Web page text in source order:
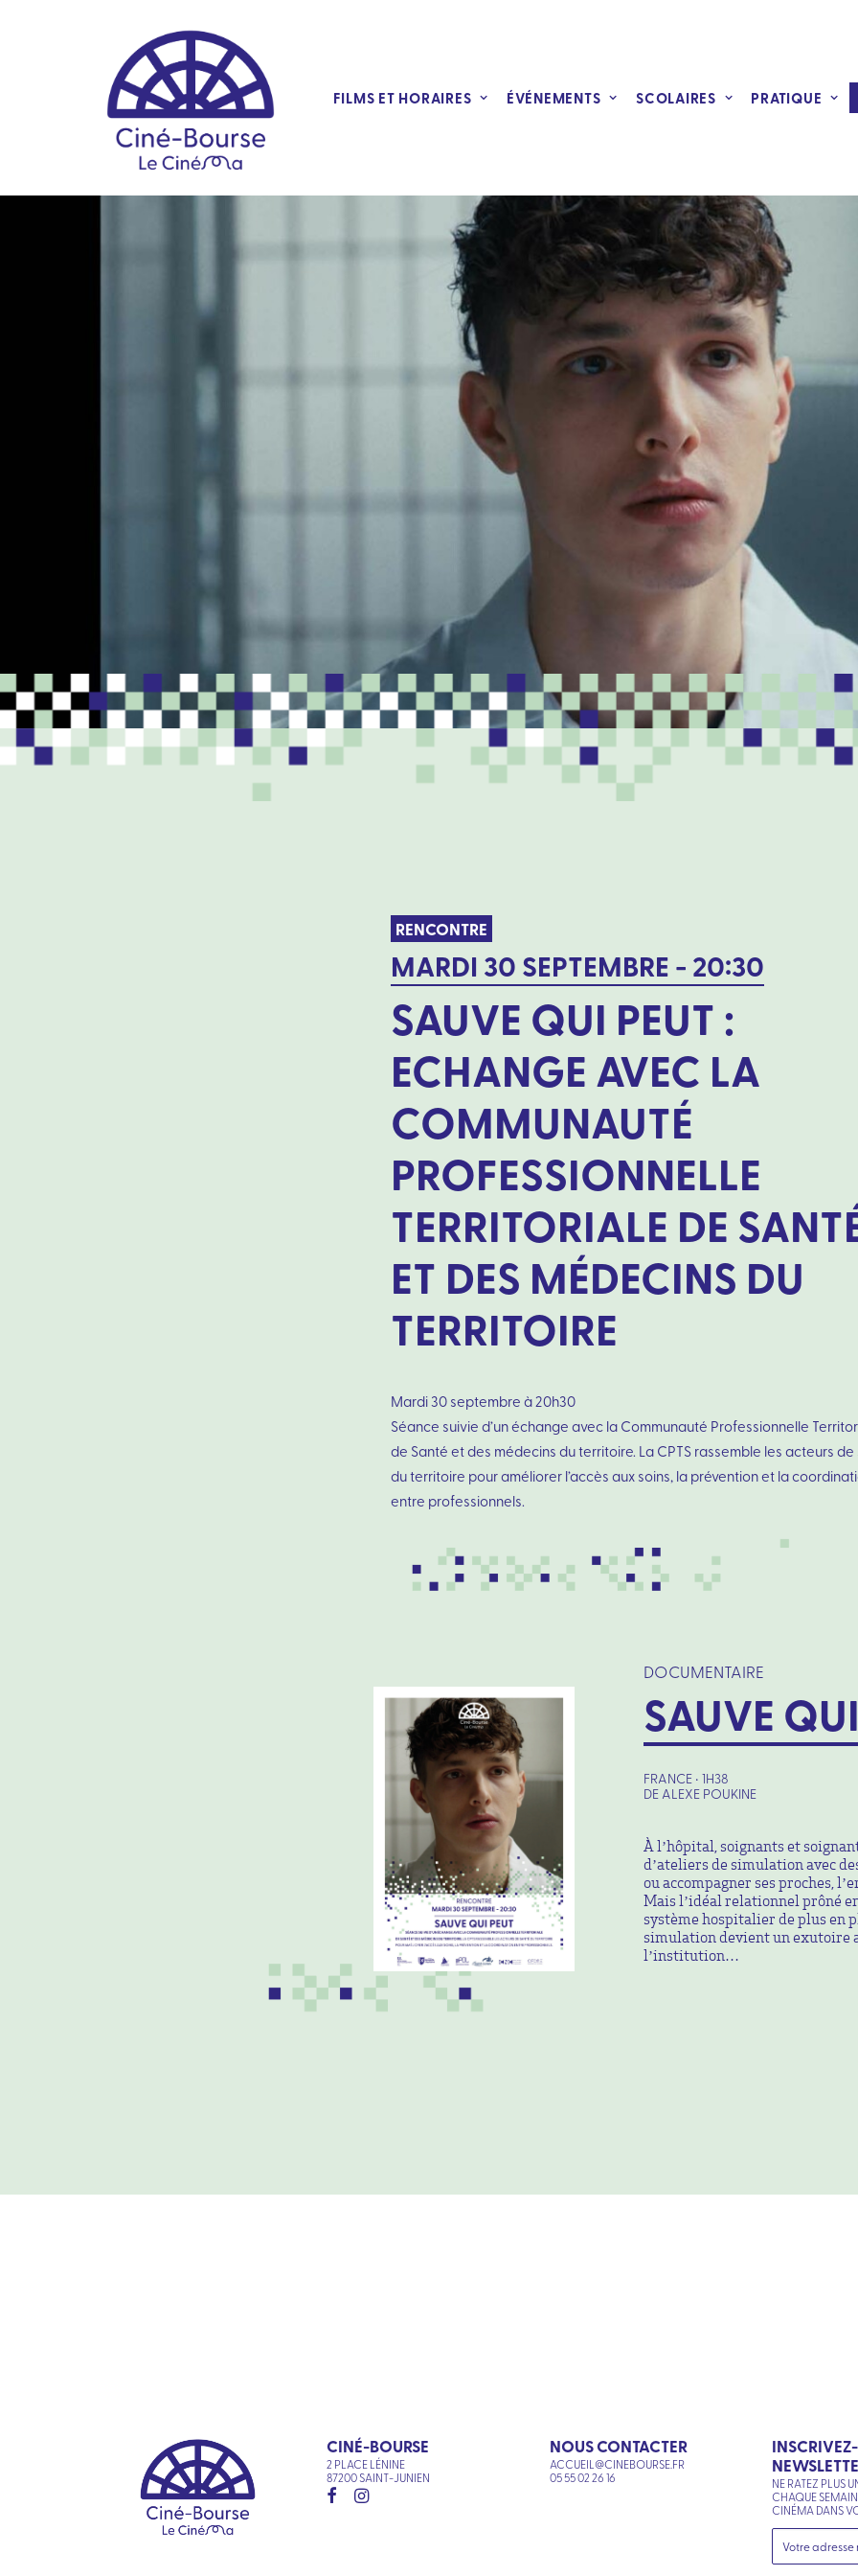
FILMS ET HORAIRES ÉVÉNEMENTS SCOLAIRES PRATIQUE
RENCONTRE
MARDI 30 SEPTEMBRE - 20:30
SAUVE QUI PEUT :
ECHANGE AVEC LA
COMMUNAUTÉ
PROFESSIONNELLE
TERRITORIALE DE
ET DES MÉDECINS DU
TERRITOIRE
Mardi 30 septembre à 20h30
Séance suivie d’un échange avec la Communauté Professionnelle
de Santé et des médecins du territoire. La CPTS rassemble les acteurs
du territoire pour améliorer l’accès aux soins, la prévention et la
entre professionnels.
DOCUMENTAIRE
SAUVE
FRANCE • 1H38
DE ALEXE POUKINE
À l’hôpital, soignants et
d’ateliers de simulation avec
ou accompagner ses proches,
Mais l’idéal relationnel prôné
système hospitalier de plus en
simulation devient un exutoire
l’institution…
CINÉ-BOURSE
2 PLACE LÉNINE
87200 SAINT-JUNIEN
NOUS CONTACTER
ACCUEIL@CINEBOURSE.FR
05 55 02 26 16
NE RATEZ PLUS
CHAQUE
CINÉMA DANS